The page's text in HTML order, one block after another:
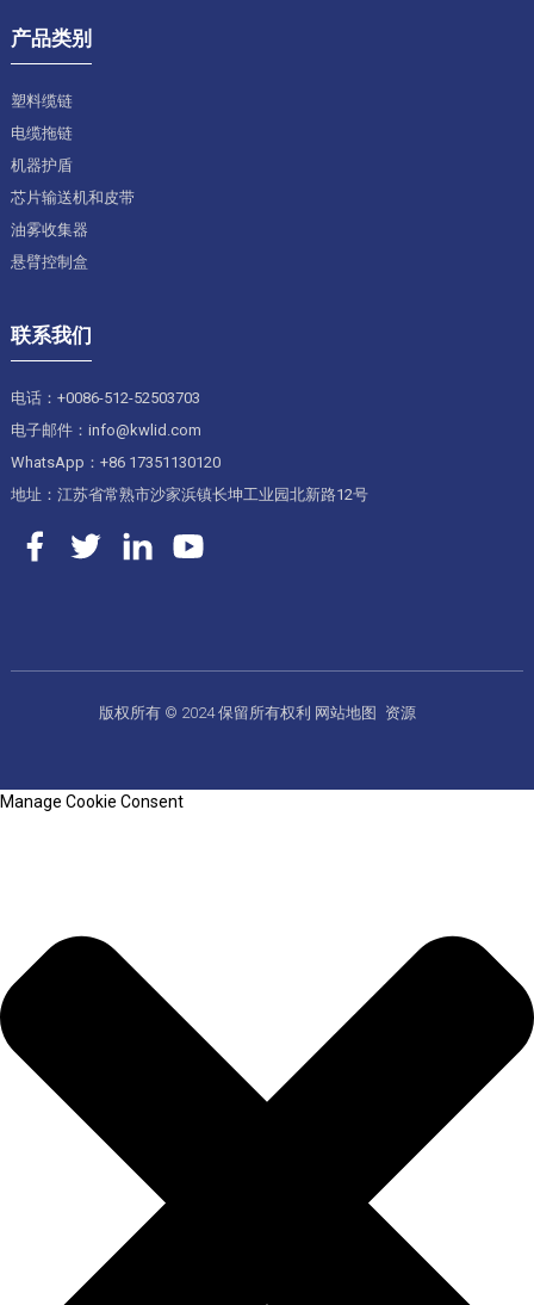
产品类别
塑料缆链
电缆拖链
机器护盾
芯片输送机和皮带
油雾收集器
悬臂控制盒
联系我们
电话：+0086-512-52503703
电子邮件：info@kwlid.com
WhatsApp：+86 17351130120
地址：江苏省常熟市沙家浜镇长坤工业园北新路12号
版权所有 © 2024 保留所有权利 网站地图 资源
Manage Cookie Consent